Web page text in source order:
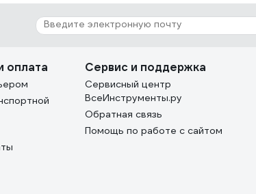
оплата Сервис и поддержка
Сервисный центр
ВсеИнструменты.ру
Обратная связь
Помощь по работе с сайтом